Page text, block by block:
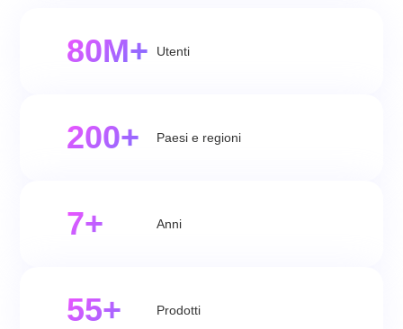
80M+ Utenti
200+ Paesi e regioni
7+ Anni
55+ Prodotti